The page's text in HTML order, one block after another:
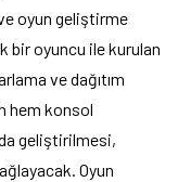
oyun geliştirme
bir oyuncu ile kurulan
ve dağıtım
hem konsol
geliştirilmesi,
Oyun